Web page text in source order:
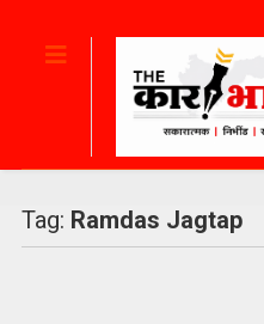
Tag: Ramdas Jagtap